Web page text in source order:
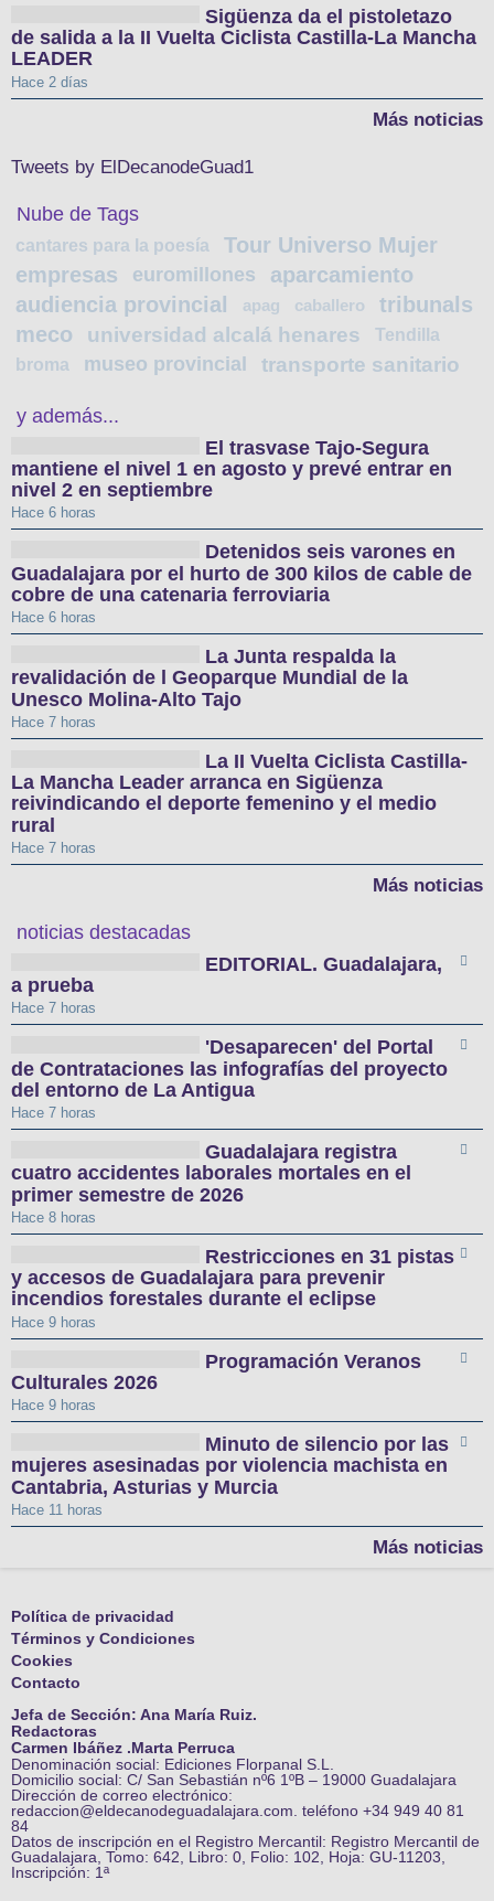
Sigüenza da el pistoletazo
de salida a la II Vuelta Ciclista Castilla-La Mancha
LEADER
Hace 2 días
Más noticias
Tweets by ElDecanodeGuad1
Nube de Tags
cantares para la poesía
Tour Universo Mujer
empresas
euromillones
aparcamiento
audiencia provincial
apag caballero
tribunals
meco
universidad alcalá henares
Tendilla
broma
museo provincial transporte sanitario
y además...
El trasvase Tajo-Segura
mantiene el nivel 1 en agosto y prevé entrar en
nivel 2 en septiembre
Hace 6 horas
Detenidos seis varones en
Guadalajara por el hurto de 300 kilos de cable de
cobre de una catenaria ferroviaria
Hace 6 horas
La Junta respalda la
revalidación de l Geoparque Mundial de la
Unesco Molina-Alto Tajo
Hace 7 horas
La II Vuelta Ciclista Castilla-
La Mancha Leader arranca en Sigüenza
reivindicando el deporte femenino y el medio
rural
Hace 7 horas
Más noticias
noticias destacadas
EDITORIAL. Guadalajara,
a prueba
Hace 7 horas
'Desaparecen' del Portal
de Contrataciones las infografías del proyecto
del entorno de La Antigua
Hace 7 horas
Guadalajara registra
cuatro accidentes laborales mortales en el
primer semestre de 2026
Hace 8 horas
Restricciones en 31 pistas
y accesos de Guadalajara para prevenir
incendios forestales durante el eclipse
Hace 9 horas
Programación Veranos
Culturales 2026
Hace 9 horas
Minuto de silencio por las
mujeres asesinadas por violencia machista en
Cantabria, Asturias y Murcia
Hace 11 horas
Más noticias
Política de privacidad
Términos y Condiciones
Cookies
Contacto
Jefa de Sección: Ana María Ruiz.
Redactoras
Carmen Ibáñez .Marta Perruca
Denominación social: Ediciones Florpanal S.L.
Domicilio social: C/ San Sebastián nº6 1ºB – 19000 Guadalajara
Dirección de correo electrónico:
redaccion@eldecanodeguadalajara.com. teléfono +34 949 40 81
84
Datos de inscripción en el Registro Mercantil: Registro Mercantil de
Guadalajara, Tomo: 642, Libro: 0, Folio: 102, Hoja: GU-11203,
Inscripción: 1ª